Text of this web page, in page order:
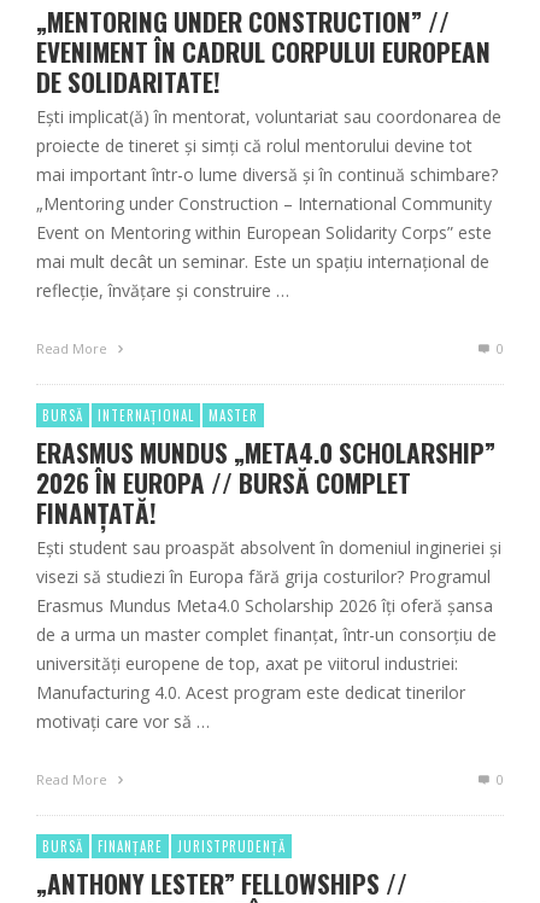
„MENTORING UNDER CONSTRUCTION” //
EVENIMENT ÎN CADRUL CORPULUI EUROPEAN
DE SOLIDARITATE!
Ești implicat(ă) în mentorat, voluntariat sau coordonarea de
proiecte de tineret și simți că rolul mentorului devine tot
mai important într-o lume diversă și în continuă schimbare?
„Mentoring under Construction – International Community
Event on Mentoring within European Solidarity Corps” este
mai mult decât un seminar. Este un spațiu internațional de
reflecție, învățare și construire …
Read More 0
BURSĂ INTERNAȚIONAL MASTER
ERASMUS MUNDUS „META4.0 SCHOLARSHIP”
2026 ÎN EUROPA // BURSĂ COMPLET
FINANȚATĂ!
Ești student sau proaspăt absolvent în domeniul ingineriei și
visezi să studiezi în Europa fără grija costurilor? Programul
Erasmus Mundus Meta4.0 Scholarship 2026 îți oferă șansa
de a urma un master complet finanțat, într-un consorțiu de
universități europene de top, axat pe viitorul industriei:
Manufacturing 4.0. Acest program este dedicat tinerilor
motivați care vor să …
Read More 0
BURSĂ FINANȚARE JURISTPRUDENȚĂ
„ANTHONY LESTER” FELLOWSHIPS //